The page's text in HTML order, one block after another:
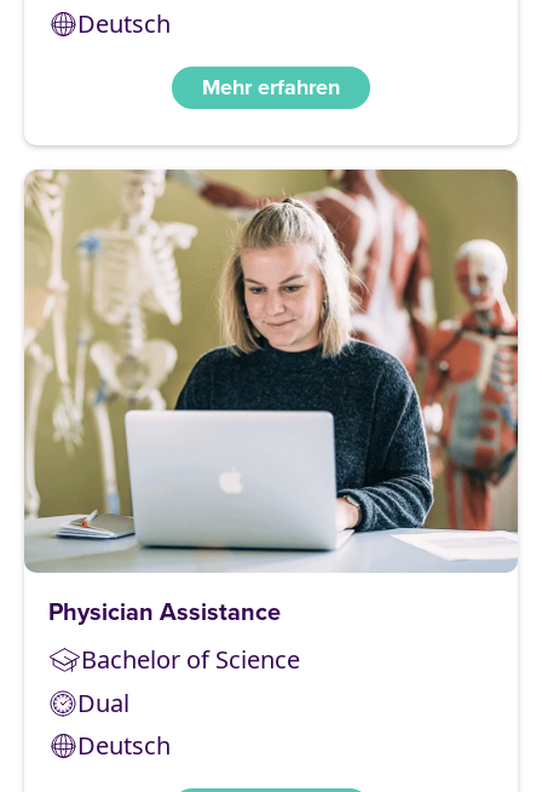
Deutsch
Mehr erfahren
Physician Assistance
Bachelor of Science
Dual
Deutsch